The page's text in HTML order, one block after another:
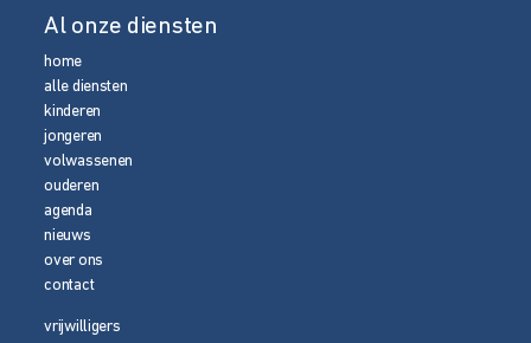
Al onze diensten
home
alle diensten
kinderen
jongeren
volwassenen
ouderen
agenda
nieuws
over ons
contact
vrijwilligers